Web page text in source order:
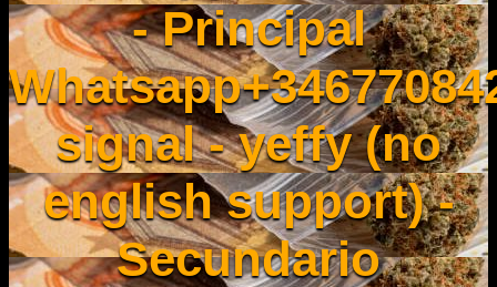
- Principal
signal - yeffy (no
english support) -
Secundario